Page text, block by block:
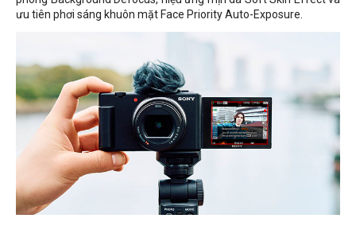
ưu tiên phơi sáng khuôn mặt Face Priority Auto-Exposure.